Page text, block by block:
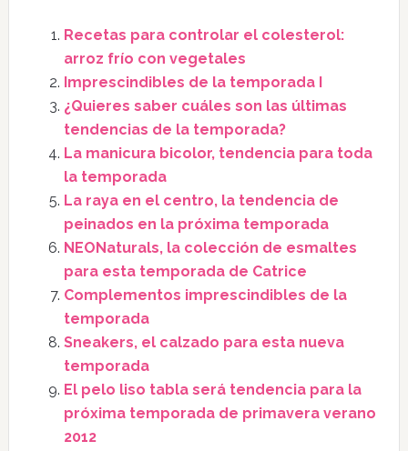
Recetas para controlar el colesterol:
arroz frío con vegetales
Imprescindibles de la temporada I
¿Quieres saber cuáles son las últimas
tendencias de la temporada?
La manicura bicolor, tendencia para toda
la temporada
La raya en el centro, la tendencia de
peinados en la próxima temporada
NEONaturals, la colección de esmaltes
para esta temporada de Catrice
Complementos imprescindibles de la
temporada
Sneakers, el calzado para esta nueva
temporada
El pelo liso tabla será tendencia para la
próxima temporada de primavera verano
2012